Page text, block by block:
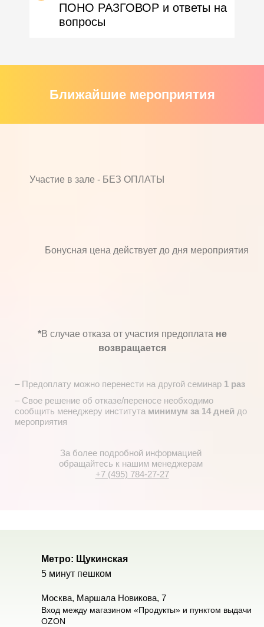
ПОНО РАЗГОВОР и ответы на
вопросы
Ближайшие мероприятия
Участие в зале - БЕЗ ОПЛАТЫ
Бонусная цена действует до дня мероприятия
*В случае отказа от участия предоплата не
возвращается
– Предоплату можно перенести на другой семинар 1 раз
– Свое решение об отказе/переносе необходимо
сообщить менеджеру института минимум за 14 дней до
мероприятия
За более подробной информацией
обращайтесь к нашим менеджерам
+7 (495) 784-27-27
Метро: Щукинская
5 минут пешком
Москва, Маршала Новикова, 7
Вход между магазином «Продукты» и пунктом выдачи
OZON